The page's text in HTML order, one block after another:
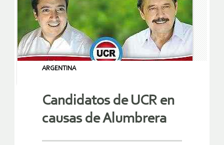
ARGENTINA
Candidatos de UCR en
causas de Alumbrera